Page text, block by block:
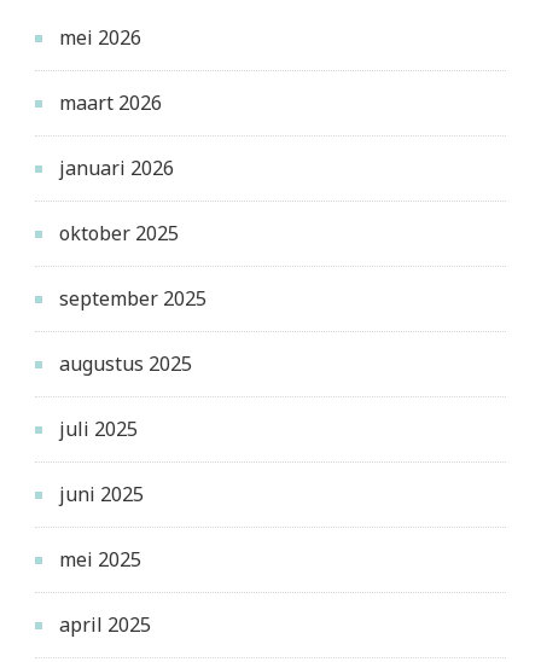
mei 2026
maart 2026
januari 2026
oktober 2025
september 2025
augustus 2025
juli 2025
juni 2025
mei 2025
april 2025